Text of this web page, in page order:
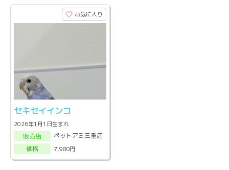
お気に入り
セキセイインコ
2026年1月1日生まれ
販売店
ペットアミ三重店
価格
7,980円